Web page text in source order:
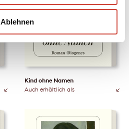
Ablehnen
Kind ohne Namen
Auch erhältlich als